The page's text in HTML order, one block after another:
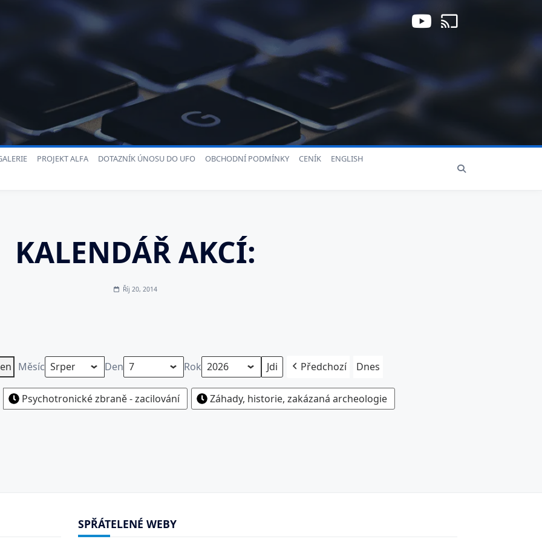
PROJEKT ALFA DOTAZNÍK ÚNOSU DO UFO OBCHODNÍ PODMÍNKY CENÍK
ENGLISH
KALENDÁŘ AKCÍ:
Říj 20, 2014
Měsíc Den Rok Předchozí Dnes
Psychotronické zbraně - zacilování Záhady, historie, zakázaná archeologie
SPŘÁTELENÉ WEBY